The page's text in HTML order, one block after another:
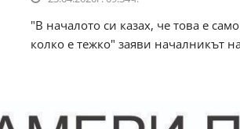
"В началото си казах, че това е
колко е тежко" заяви началникът